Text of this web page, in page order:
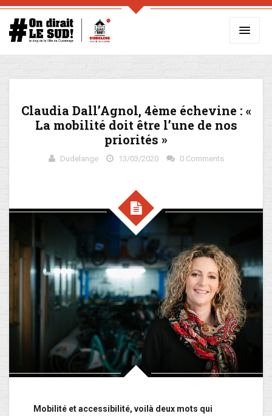
Claudia Dall’Agnol, 4ème échevine : «
La mobilité doit être l’une de nos
priorités »
Dudelange 13/03/2020 0 Comments
Mobilité et accessibilité, voilà deux mots qui